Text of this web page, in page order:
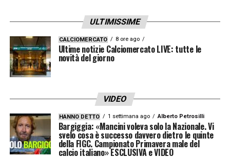
ULTIMISSIME
CALCIOMERCATO 8 ore ago
Ultime notizie Calciomercato LIVE: tutte le
novità del giorno
VIDEO
HANNO DETTO 1 settimana ago Alberto Petrosilli
Bargiggia: «Mancini voleva solo la Nazionale. Vi
svelo cosa è successo davvero dietro le quinte
della FIGC. Campionato Primavera male del
calcio italiano» ESCLUSIVA e VIDEO